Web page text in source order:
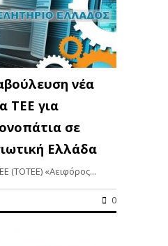
νέα
ΤΕΕ για
σε
Ελλάδα
(ΤΟΤΕΕ) «Αειφόρος...
0